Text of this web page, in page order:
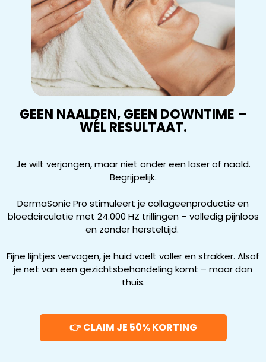
GEEN NAALDEN, GEEN DOWNTIME –
WÉL RESULTAAT.
Je wilt verjongen, maar niet onder een laser of naald.
Begrijpelijk.
DermaSonic Pro stimuleert je collageenproductie en
bloedcirculatie met 24.000 HZ trillingen – volledig pijnloos
en zonder hersteltijd.
Fijne lijntjes vervagen, je huid voelt voller en strakker. Alsof
je net van een gezichtsbehandeling komt – maar dan
thuis.
👉 CLAIM JE 50% KORTING